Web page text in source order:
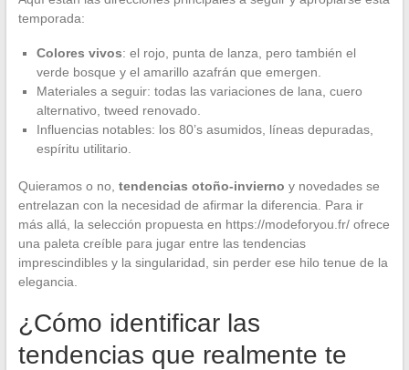
temporada:
Colores vivos: el rojo, punta de lanza, pero también el
verde bosque y el amarillo azafrán que emergen.
Materiales a seguir: todas las variaciones de lana, cuero
alternativo, tweed renovado.
Influencias notables: los 80’s asumidos, líneas depuradas,
espíritu utilitario.
Quieramos o no, tendencias otoño-invierno y novedades se
entrelazan con la necesidad de afirmar la diferencia. Para ir
más allá, la selección propuesta en https://modeforyou.fr/ ofrece
una paleta creíble para jugar entre las tendencias
imprescindibles y la singularidad, sin perder ese hilo tenue de la
elegancia.
¿Cómo identificar las
tendencias que realmente te